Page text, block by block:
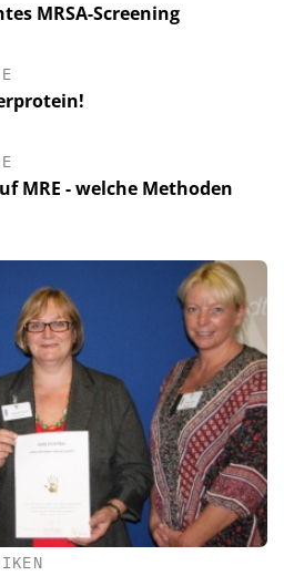
MRSA-Screening
MRE - welche Methoden